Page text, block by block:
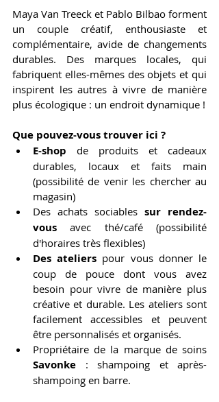
Maya Van Treeck et Pablo Bilbao forment
un couple créatif, enthousiaste et
complémentaire, avide de changements
durables. Des marques locales, qui
fabriquent elles-mêmes des objets et qui
inspirent les autres à vivre de manière
plus écologique : un endroit dynamique !
Que pouvez-vous trouver ici ?
E-shop de produits et cadeaux
durables, locaux et faits main
(possibilité de venir les chercher au
magasin)
Des achats sociables sur rendez-
vous avec thé/café (possibilité
d'horaires très flexibles)
Des ateliers pour vous donner le
coup de pouce dont vous avez
besoin pour vivre de manière plus
créative et durable. Les ateliers sont
facilement accessibles et peuvent
être personnalisés et organisés.
Savonke : shampoing et après-
shampoing en barre.